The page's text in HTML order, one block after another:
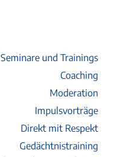
Seminare und Trainings
Coaching
Moderation
Impulsvorträge
Direkt mit Respekt
Gedächtnistraining